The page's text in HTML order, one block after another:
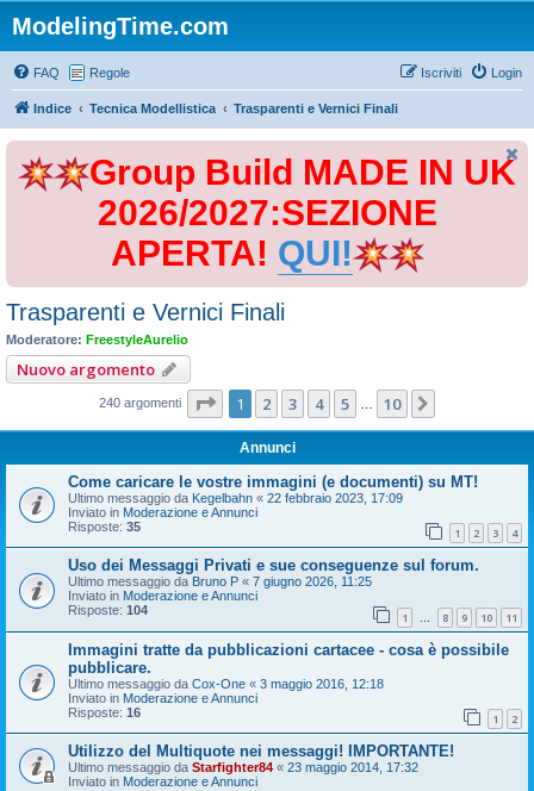
ModelingTime.com
FAQ Regole Login
Iscriviti
Indice Tecnica Modellistica Trasparenti e Vernici Finali
Group Build MADE IN UK
2026/2027:SEZIONE
APERTA! QUI!
Trasparenti e Vernici Finali
Moderatore: FreestyleAurelio
Nuovo argomento
240 argomenti Pagina di 10
1 2 3 4 5 10
Annunci
Come caricare le vostre immagini (e documenti) su MT!
Ultimo messaggio da Kegelbahn « 22 febbraio 2023, 17:09
Inviato in Moderazione e Annunci
Risposte: 35 1 2 3 4
Uso dei Messaggi Privati e sue conseguenze sul forum.
Ultimo messaggio da Bruno P « 7 giugno 2026, 11:25
Inviato in Moderazione e Annunci
Risposte: 104 1 … 8 9 10 11
Immagini tratte da pubblicazioni cartacee - cosa è possibile
pubblicare.
Ultimo messaggio da Cox-One « 3 maggio 2016, 12:18
Inviato in Moderazione e Annunci
Risposte: 16 1 2
Utilizzo del Multiquote nei messaggi! IMPORTANTE!
Ultimo messaggio da Starfighter84 « 23 maggio 2014, 17:32
Inviato in Moderazione e Annunci